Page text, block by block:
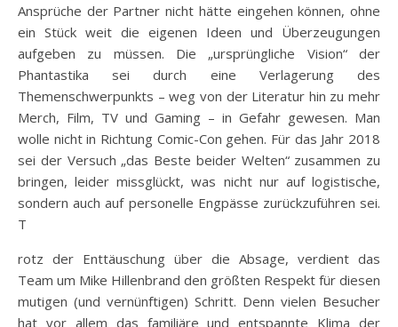
Ansprüche der Partner nicht hätte eingehen können, ohne
ein Stück weit die eigenen Ideen und Überzeugungen
aufgeben zu müssen. Die „ursprüngliche Vision“ der
Phantastika sei durch eine Verlagerung des
Themenschwerpunkts – weg von der Literatur hin zu mehr
Merch, Film, TV und Gaming – in Gefahr gewesen. Man
wolle nicht in Richtung Comic-Con gehen. Für das Jahr 2018
sei der Versuch „das Beste beider Welten“ zusammen zu
bringen, leider missglückt, was nicht nur auf logistische,
sondern auch auf personelle Engpässe zurückzuführen sei.
T
rotz der Enttäuschung über die Absage, verdient das
Team um Mike Hillenbrand den größten Respekt für diesen
mutigen (und vernünftigen) Schritt. Denn vielen Besucher
hat vor allem das familiäre und entspannte Klima der